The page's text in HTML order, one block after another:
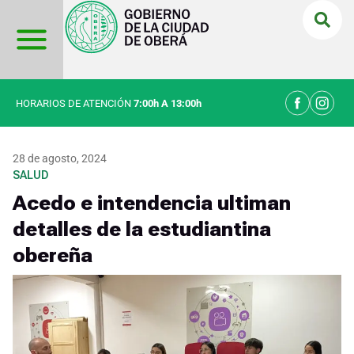
contenido
HORARIOS DE ATENCIÓN 7:00h A 13:00h
28 de agosto, 2024
SALUD
Acedo e intendencia ultiman
detalles de la estudiantina
obereña